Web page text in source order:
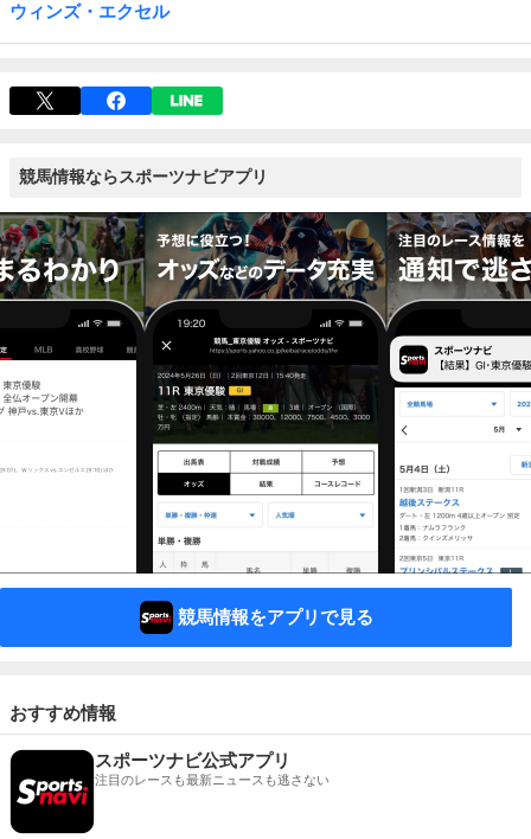
ウィンズ・エクセル
競馬情報ならスポーツナビアプリ
競馬情報をアプリで見る
おすすめ情報
スポーツナビ公式アプリ
注目のレースも最新ニュースも逃さない